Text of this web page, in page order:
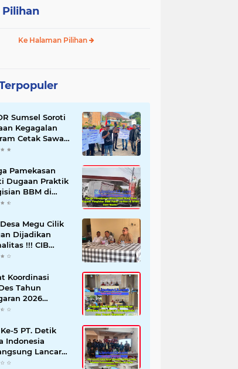
Ke Halaman Pilihan
Sumsel Soroti
Kegagalan
Cetak Sawah
Miliar di Ogan
Mundur
Pamekasan
Dugaan Praktik
BBM di
Cem Manis,
Megu Cilik
Dijadikan
!!! CIB
Inspektorat
Dugaan
Oknum
Koordinasi
Tahun
2026
II,
Libatkan 12
5 PT. Detik
Indonesia
Lancar